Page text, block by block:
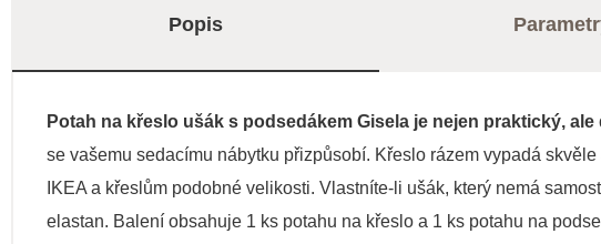
Popis
Potah na křeslo ušák s podsedákem Gisela je nejen praktický,
se vašemu sedacímu nábytku přizpůsobí. Křeslo rázem vypadá
IKEA a křeslům podobné velikosti. Vlastníte-li ušák, který nemá
elastan. Balení obsahuje 1 ks potahu na křeslo a 1 ks potahu na